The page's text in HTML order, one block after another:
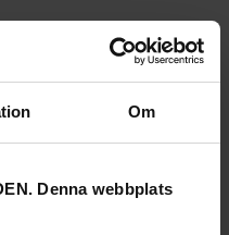
Om
Denna webbplats